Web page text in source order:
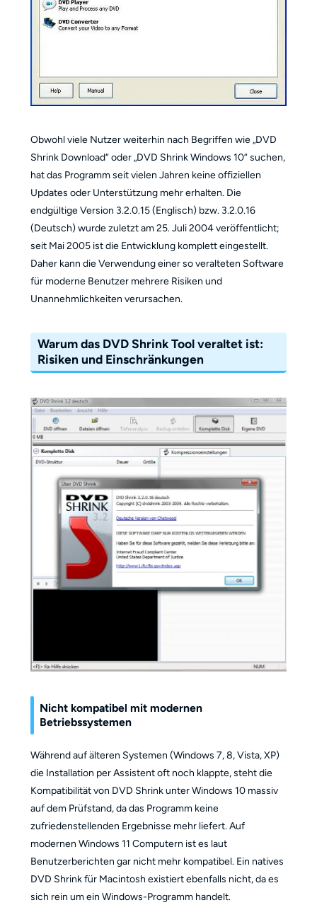
Obwohl viele Nutzer weiterhin nach Begriffen wie „DVD
Shrink Download“ oder „DVD Shrink Windows 10“ suchen,
hat das Programm seit vielen Jahren keine offiziellen
Updates oder Unterstützung mehr erhalten. Die
endgültige Version 3.2.0.15 (Englisch) bzw. 3.2.0.16
(Deutsch) wurde zuletzt am 25. Juli 2004 veröffentlicht;
seit Mai 2005 ist die Entwicklung komplett eingestellt.
Daher kann die Verwendung einer so veralteten Software
für moderne Benutzer mehrere Risiken und
Unannehmlichkeiten verursachen.
Warum das DVD Shrink Tool veraltet ist:
Risiken und Einschränkungen
Nicht kompatibel mit modernen
Betriebssystemen
Während auf älteren Systemen (Windows 7, 8, Vista, XP)
die Installation per Assistent oft noch klappte, steht die
Kompatibilität von DVD Shrink unter Windows 10 massiv
auf dem Prüfstand, da das Programm keine
zufriedenstellenden Ergebnisse mehr liefert. Auf
modernen Windows 11 Computern ist es laut
Benutzerberichten gar nicht mehr kompatibel. Ein natives
DVD Shrink für Macintosh existiert ebenfalls nicht, da es
sich rein um ein Windows-Programm handelt.